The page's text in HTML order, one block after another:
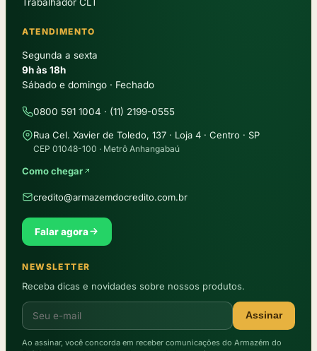
ATENDIMENTO
Segunda a sexta
9h às 18h
Sábado e domingo · Fechado
0800 591 1004 · (11) 2199-0555
Rua Cel. Xavier de Toledo, 137 · Loja 4 · Centro · SP
CEP 01048-100 · Metrô Anhangabaú
Como chegar
credito@armazemdocredito.com.br
Falar agora
NEWSLETTER
Receba dicas e novidades sobre nossos produtos.
Assinar
Ao assinar, você concorda em receber comunicações do Armazém do